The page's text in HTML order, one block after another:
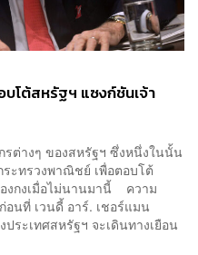
โต้สหรัฐฯ แซงก์ชันเจ้า
ต่างๆ ของสหรัฐฯ ซึ่งหนึ่งในนั้น
ะทรวงพาณิชย์ เพื่อตอบโต้
งกงเมื่อไม่นานมานี้ ความ
นที่ เวนดี้ อาร์. เชอร์แมน
ระเทศสหรัฐฯ จะเดินทางเยือน